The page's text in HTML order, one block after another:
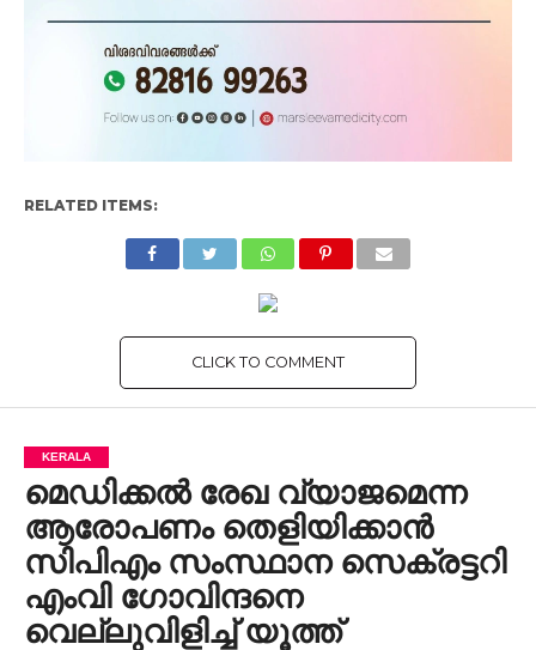
RELATED ITEMS:
CLICK TO COMMENT
KERALA
മെഡിക്കൽ രേഖ വ്യാജമെന്ന
ആരോപണം തെളിയിക്കാൻ
സിപിഎം സംസ്ഥാന സെക്രട്ടറി
എംവി ഗോവിന്ദനെ
വെല്ലുവിളിച്ച് യൂത്ത്